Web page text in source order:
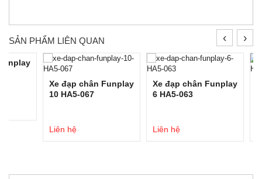
SẢN PHẨM LIÊN QUAN
Xe đạp chân Funplay
10 HA5-067
Liên hệ
Xe đạp chân Funplay
6 HA5-063
Liên hệ
‹ ›